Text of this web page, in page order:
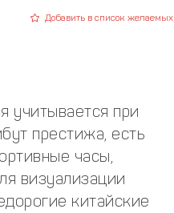
Добавить в список желаемых
учитывается при
престижа, есть
часы,
визуализации
китайские